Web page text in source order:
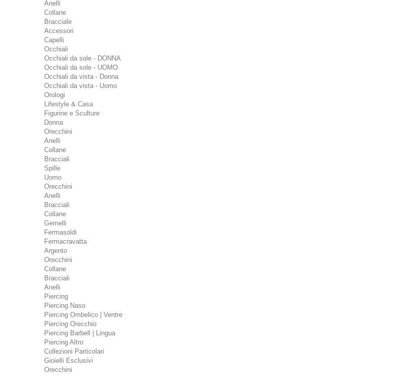
Anelli
Collane
Bracciale
Accessori
Capelli
Occhiali
Occhiali da sole - DONNA
Occhiali da sole - UOMO
Occhiali da vista - Donna
Occhiali da vista - Uomo
Orologi
Lifestyle & Casa
Figurine e Sculture
Donna
Orecchini
Anelli
Collane
Bracciali
Spille
Uomo
Orecchini
Anelli
Bracciali
Collane
Gemelli
Fermasoldi
Fermacravatta
Argento
Orecchini
Collane
Bracciali
Anelli
Piercing
Piercing Naso
Piercing Ombelico | Ventre
Piercing Orecchio
Piercing Barbell | Lingua
Piercing Altro
Collezioni Particolari
Gioielli Esclusivi
Orecchini